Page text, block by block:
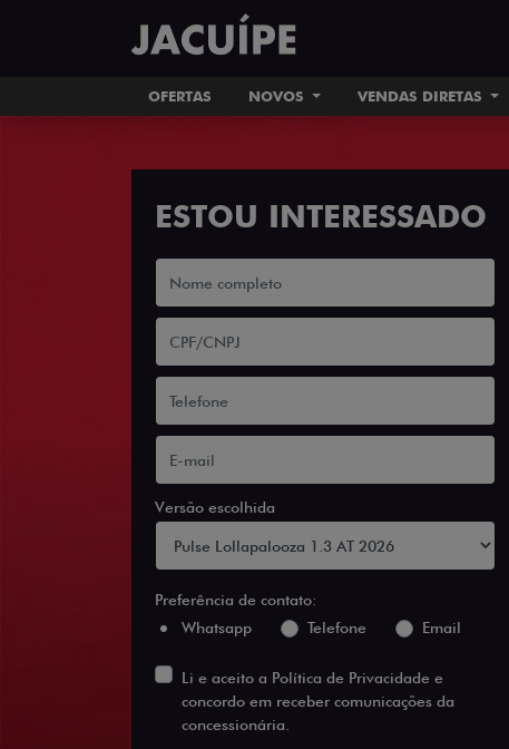
OFERTAS NOVOS VENDAS DIRETAS
ESTOU INTERESSADO
Versão escolhida
Preferência de contato:
Whatsapp
Telefone Email
Li e aceito a Política de Privacidade e
concordo em receber comunicações da
concessionária.